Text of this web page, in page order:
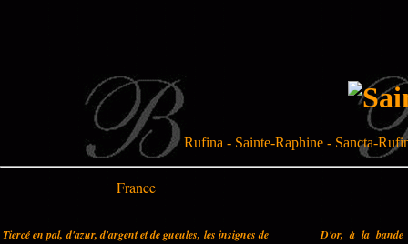
Rufina - Sainte-Raphine - Sancta-
France
Tiercé en pal, d'azur, d'argent et de gueules, les insignes de
D'or, à la bande